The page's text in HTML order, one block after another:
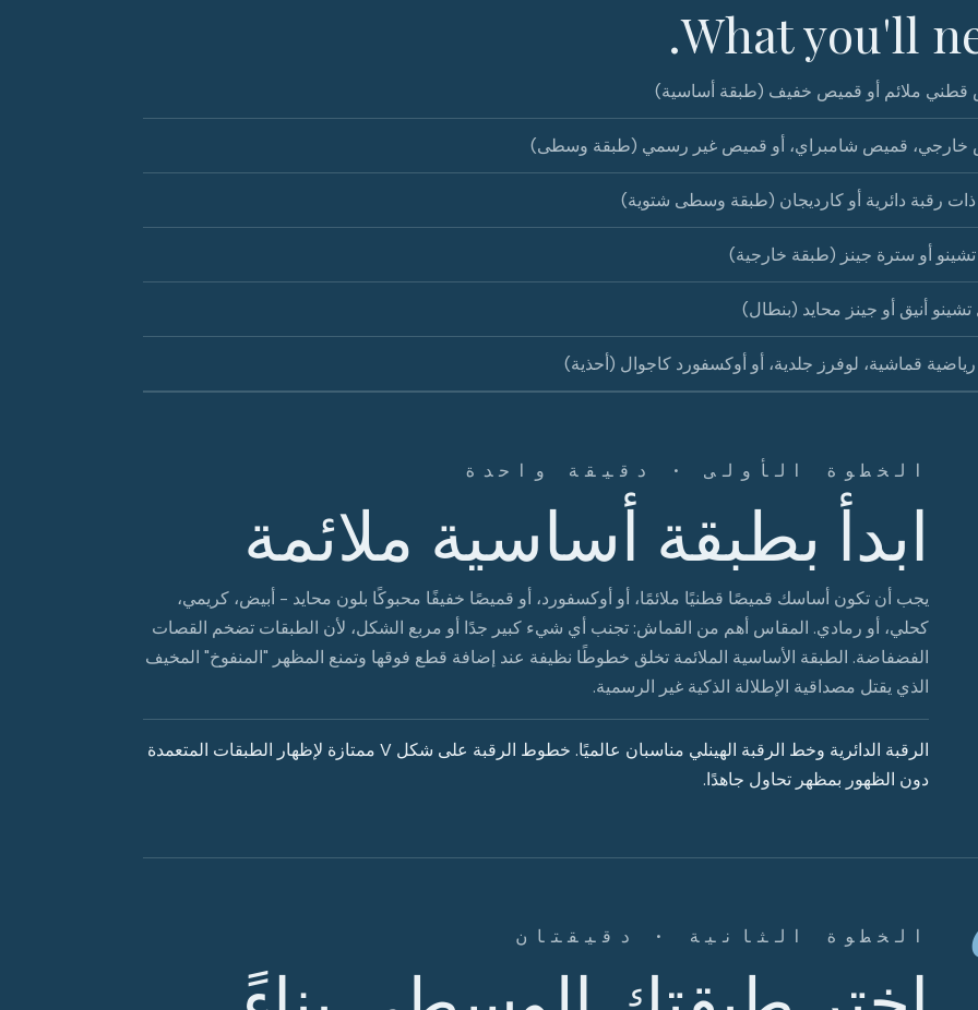
What you'll
ملائم أو قميص خفيف (طبقة أساسية)
قميص شامبراي، أو قميص غير رسمي (طبقة وسطى)
رقبة دائرية أو كارديجان (طبقة وسطى شتوية)
أو سترة جينز (طبقة خارجية)
أنيق أو جينز محايد (بنطال)
قماشية، لوفرز جلدية، أو أوكسفورد كاجوال (أحذية)
الخطوة الأولى · دقيقة واحدة
ابدأ بطبقة أساسية ملائمة
يجب أن تكون أساسك قميصًا قطنيًا ملائمًا، أو أوكسفورد، أو قميصًا خفيفًا محبوكًا بلون محايد - أبيض، كريمي،
كحلي، أو رمادي. المقاس أهم من القماش: تجنب أي شيء كبير جدًا أو مربع الشكل، لأن الطبقات تضخم القصات
الفضفاضة. الطبقة الأساسية الملائمة تخلق خطوطًا نظيفة عند إضافة قطع فوقها وتمنع المظهر "المنفوخ" المخيف
الذي يقتل مصداقية الإطلالة الذكية غير الرسمية.
الرقبة الدائرية وخط الرقبة الهينلي مناسبان عالميًا. خطوط الرقبة على شكل V ممتازة لإظهار الطبقات المتعمدة
دون الظهور بمظهر تحاول جاهدًا.
الخطوة الثانية · دقيقتان